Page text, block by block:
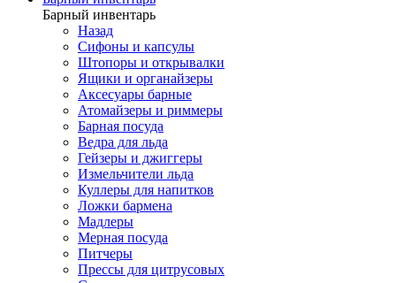
Барный инвентарь
Назад
Сифоны и капсулы
Штопоры и открывалки
Ящики и органайзеры
Аксесуары барные
Атомайзеры и риммеры
Барная посуда
Ведра для льда
Гейзеры и джиггеры
Измельчители льда
Куллеры для напитков
Ложки бармена
Мадлеры
Мерная посуда
Питчеры
Прессы для цитрусовых